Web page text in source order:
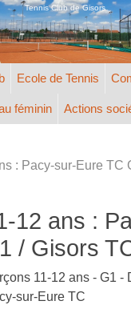
Tennis Club de Gisors
Ecole de Tennis
féminin Actions
: Pacy-sur-Eure TC
12 ans :
/ Gisors
11-12 ans - G1 -
sur-Eure TC
cookies